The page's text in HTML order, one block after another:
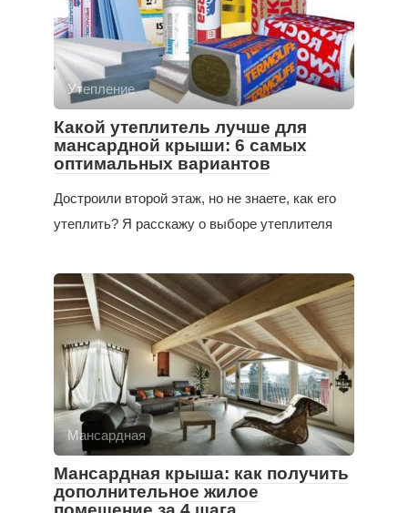
Утепление
Какой утеплитель лучше для
мансардной крыши: 6 самых
оптимальных вариантов
Достроили второй этаж, но не знаете, как его
утеплить? Я расскажу о выборе утеплителя
Мансардная
Мансардная крыша: как получить
дополнительное жилое